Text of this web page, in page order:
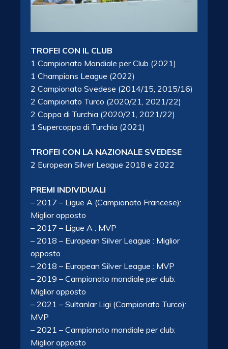
TROFEI CON IL CLUB
1 Campionato Mondiale per Club (2021)
1 Champions League (2022)
2 Campionato Svedese (2014/15, 2015/16)
2 Campionato Turco (2020/21, 2021/22)
2 Coppa di Turchia (2020/21, 2021/22)
1 Supercoppa di Turchia (2021)
TROFEI CON LA NAZIONALE SVEDESE
2 European Silver League 2018 e 2022
PREMI INDIVIDUALI
– 2017 – Ligue A (Campionato Francese):
Miglior opposto
– 2017 – Ligue A : MVP
– 2018 – European Silver League : Miglior
opposto
– 2018 – European Silver League : MVP
– 2019 – Campionato mondiale per club:
Miglior opposto
– 2021 – Sultanlar Ligi (Campionato Turco):
MVP
– 2021 – Campionato mondiale per club:
Miglior opposto